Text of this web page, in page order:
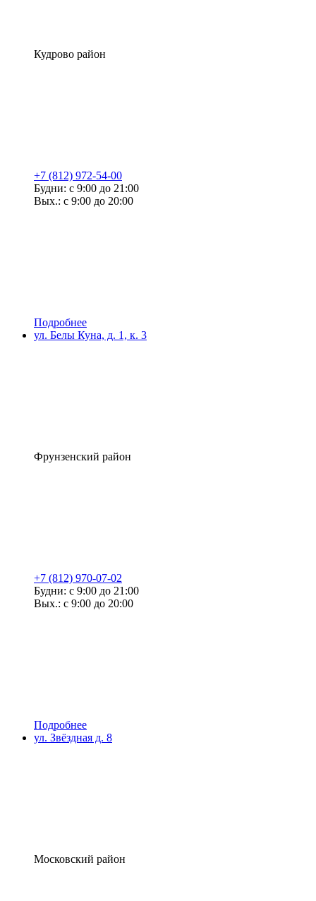
Кудрово район
+7 (812) 972-54-00
Будни: с 9:00 до 21:00
Вых.: с 9:00 до 20:00
Подробнее
ул. Белы Куна, д. 1, к. 3
Фрунзенский район
+7 (812) 970-07-02
Будни: с 9:00 до 21:00
Вых.: с 9:00 до 20:00
Подробнее
ул. Звёздная д. 8
Московский район